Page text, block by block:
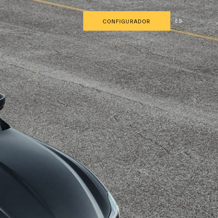
CONFIGURADOR ES